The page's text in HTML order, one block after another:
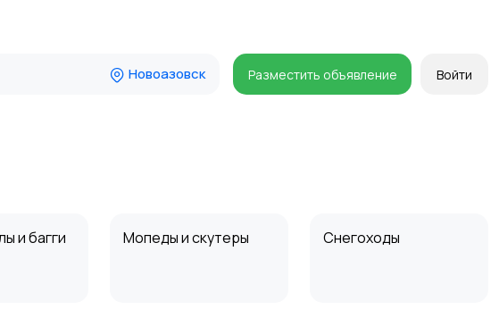
Новоазовск Разместить объявление Войти
и багги Мопеды и скутеры Снегоходы